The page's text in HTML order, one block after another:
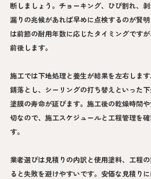
断しましょう。チョーキング、ひび割れ、
漏りの兆候があれば早めに点検するのが賢
は前節の耐用年数に応じたタイミングです
前後します。
施工では下地処理と養生が結果を左右します
錆落とし、シーリングの打ち替えといった
塗膜の寿命が延びます。施工後の乾燥時間
切なので、施工スケジュールと工程管理を
す。
業者選びは見積りの内訳と使用塗料、工程
ると失敗を避けやすいです。安価な見積り